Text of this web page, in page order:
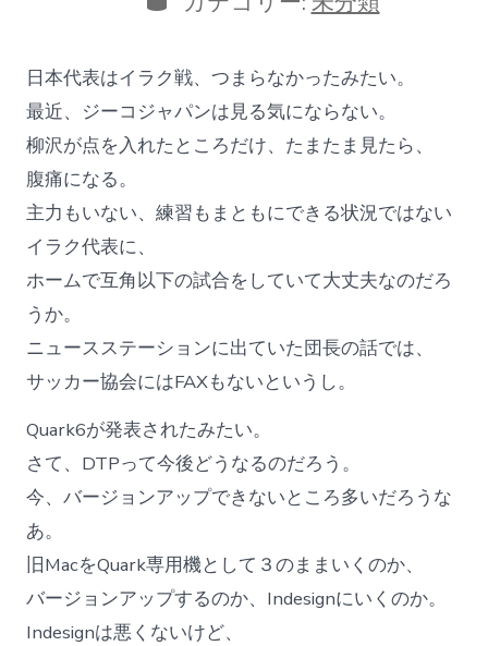
テ
リ
ー
日本代表はイラク戦、つまらなかったみたい。
最近、ジーコジャパンは見る気にならない。
柳沢が点を入れたところだけ、たまたま見たら、
腹痛になる。
主力もいない、練習もまともにできる状況ではない
イラク代表に、
ホームで互角以下の試合をしていて大丈夫なのだろ
うか。
ニュースステーションに出ていた団長の話では、
サッカー協会にはFAXもないというし。
Quark6が発表されたみたい。
さて、DTPって今後どうなるのだろう。
今、バージョンアップできないところ多いだろうな
あ。
旧MacをQuark専用機として３のままいくのか、
バージョンアップするのか、Indesignにいくのか。
Indesignは悪くないけど、